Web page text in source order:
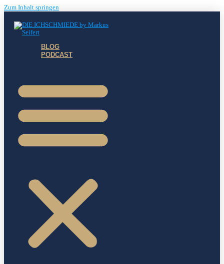
Zum Inhalt springen
BLOG
PODCAST